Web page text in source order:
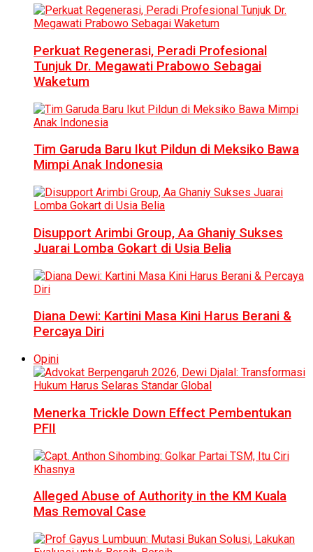
Perkuat Regenerasi, Peradi Profesional
Tunjuk Dr. Megawati Prabowo Sebagai
Waketum
Tim Garuda Baru Ikut Pildun di Meksiko Bawa
Mimpi Anak Indonesia
Disupport Arimbi Group, Aa Ghaniy Sukses
Juarai Lomba Gokart di Usia Belia
Diana Dewi: Kartini Masa Kini Harus Berani &
Percaya Diri
Opini
Menerka Trickle Down Effect Pembentukan
PFII
Alleged Abuse of Authority in the KM Kuala
Mas Removal Case